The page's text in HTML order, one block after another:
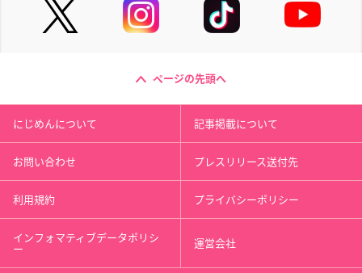
ページの先頭へ
にじめんについて 記事掲載について
お問い合わせ プレスリリース送付先
利用規約 プライバシーポリシー
インフォマティブデータポリシ
ー 運営会社